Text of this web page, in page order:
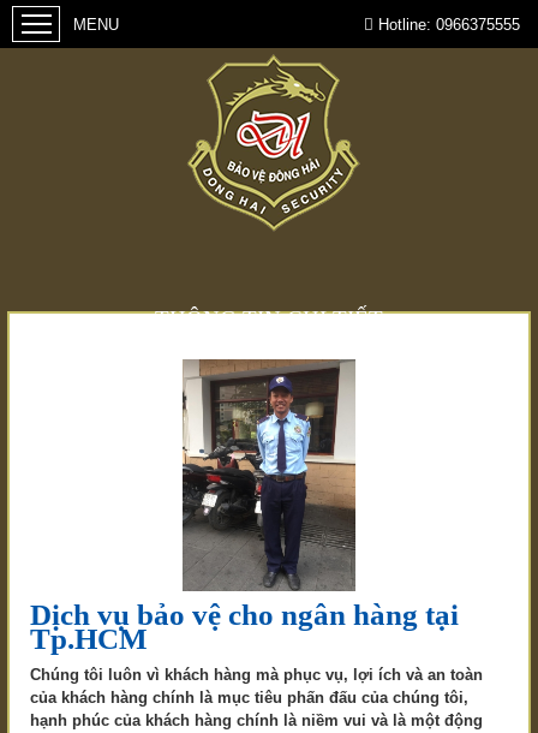
Hotline: 0966375555
THÔNG TIN CHI TIẾT
Dịch vụ bảo vệ cho ngân hàng tại
Tp.HCM
Chúng tôi luôn vì khách hàng mà phục vụ, lợi ích và an toàn
của khách hàng chính là mục tiêu phấn đấu của chúng tôi,
hạnh phúc của khách hàng chính là niềm vui và là một động